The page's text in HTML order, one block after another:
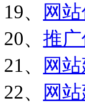
19、
网
20、 推
21、
网
22、
网